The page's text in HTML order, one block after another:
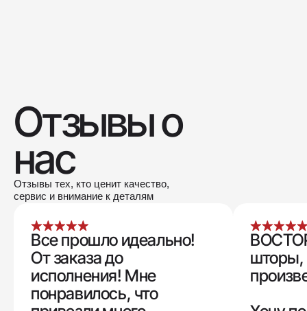
Отзывы о
нас
Отзывы тех, кто ценит качество,
сервис и внимание к деталям
Все прошло идеально!
От заказа до
исполнения! Мне
понравилось, что
шторы,